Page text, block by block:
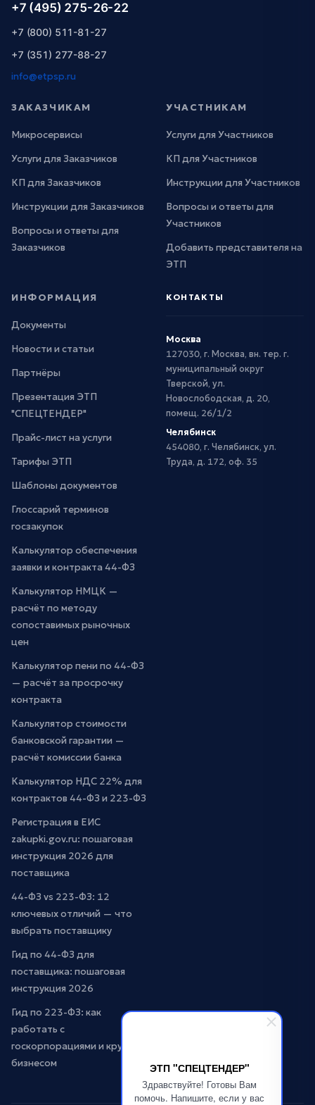
ЭТП "СПЕЦТЕНДЕР"
Здравствуйте! Готовы Вам
помочь. Напишите, если у вас
+7 (495) 275-26-22
+7 (800) 511-81-27
+7 (351) 277-88-27
info@etpsp.ru
ЗАКАЗЧИКАМ
Микросервисы
Услуги для Заказчиков
КП для Заказчиков
Инструкции для Заказчиков
Вопросы и ответы для
Заказчиков
УЧАСТНИКАМ
Услуги для Участников
КП для Участников
Инструкции для Участников
Вопросы и ответы для
Участников
Добавить представителя на
ЭТП
ИНФОРМАЦИЯ
Документы
Новости и статьи
Партнёры
Презентация ЭТП
"СПЕЦТЕНДЕР"
Прайс-лист на услуги
Тарифы ЭТП
Шаблоны документов
Глоссарий терминов
госзакупок
Калькулятор обеспечения
заявки и контракта 44-ФЗ
Калькулятор НМЦК —
расчёт по методу
сопоставимых рыночных
цен
Калькулятор пени по 44-ФЗ
— расчёт за просрочку
контракта
Калькулятор стоимости
банковской гарантии —
расчёт комиссии банка
Калькулятор НДС 22% для
контрактов 44-ФЗ и 223-ФЗ
Регистрация в ЕИС
zakupki.gov.ru: пошаговая
инструкция 2026 для
поставщика
44-ФЗ vs 223-ФЗ: 12
ключевых отличий — что
выбрать поставщику
Гид по 44-ФЗ для
поставщика: пошаговая
инструкция 2026
Гид по 223-ФЗ: как
работать с
госкорпорациями и крупным
бизнесом
КОНТАКТЫ
Москва
127030, г. Москва, вн. тер. г.
муниципальный округ
Тверской, ул.
Новослободская, д. 20,
помещ. 26/1/2
Челябинск
454080, г. Челябинск, ул.
Труда, д. 172, оф. 35